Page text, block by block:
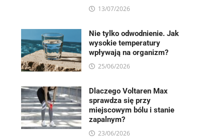
13/07/2026
Nie tylko odwodnienie. Jak
wysokie temperatury
wpływają na organizm?
25/06/2026
Dlaczego Voltaren Max
sprawdza się przy
miejscowym bólu i stanie
zapalnym?
23/06/2026